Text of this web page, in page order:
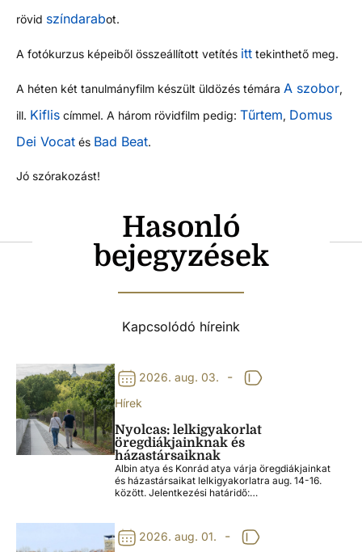
rövid színdarabot.
A fotókurzus képeiből összeállított vetítés itt tekinthető meg.
A héten két tanulmányfilm készült üldözés témára A szobor,
ill. Kiflis címmel. A három rövidfilm pedig: Tűrtem, Domus
Dei Vocat és Bad Beat.
Jó szórakozást!
Hasonló
bejegyzések
Kapcsolódó híreink
2026. aug. 03. -
Hírek
Nyolcas: lelkigyakorlat
öregdiákjainknak és
házastársaiknak
Albin atya és Konrád atya várja öregdiákjainkat
és házastársaikat lelkigyakorlatra aug. 14-16.
között. Jelentkezési határidő:…
2026. aug. 01. -